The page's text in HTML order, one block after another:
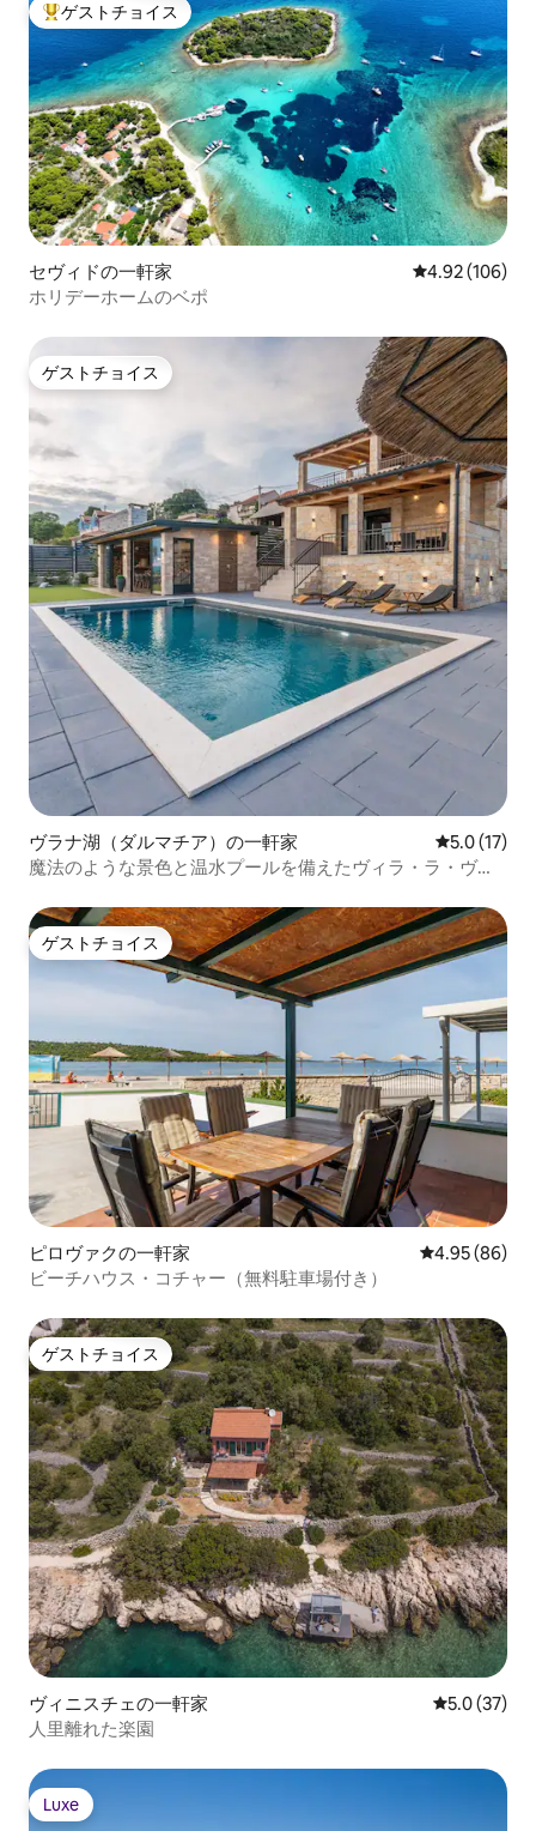
大好評のゲストチョイスです。
ゲストチョイス
セヴィドの一軒家 レビュー106
4.92 (106)
ホリデーホームのベポ
ゲストチョイス
ゲストチョイス
ヴラナ湖（ダルマチア）の一軒家 レビュー17
5.0 (17)
魔法のような景色と温水プールを備えたヴィラ・ラ・ヴラ
ゲストチョイス
ゲストチョイス
ピロヴァクの一軒家 レビュー86
4.95 (86)
ビーチハウス・コチャー（無料駐車場付き）
ゲストチョイス
ゲストチョイス
ヴィニスチェの一軒家 レビュー37
5.0 (37)
人里離れた楽園
Luxe
Luxe